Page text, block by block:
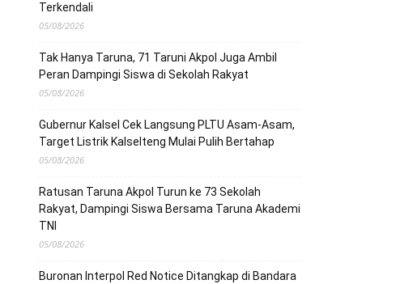
Terkendali
05/08/2026
Tak Hanya Taruna, 71 Taruni Akpol Juga Ambil
Peran Dampingi Siswa di Sekolah Rakyat
05/08/2026
Gubernur Kalsel Cek Langsung PLTU Asam-Asam,
Target Listrik Kalselteng Mulai Pulih Bertahap
05/08/2026
Ratusan Taruna Akpol Turun ke 73 Sekolah
Rakyat, Dampingi Siswa Bersama Taruna Akademi
TNI
05/08/2026
Buronan Interpol Red Notice Ditangkap di Bandara